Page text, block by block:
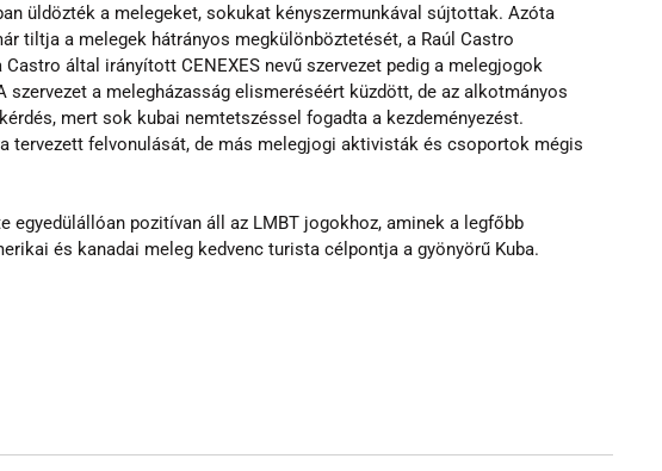
üldözték a melegeket, sokukat kényszermunkával sújtottak. Azóta
tiltja a melegek hátrányos megkülönböztetését, a Raúl Castro
által irányított CENEXES nevű szervezet pedig a melegjogok
a melegházasság elismeréséért küzdött, de az alkotmányos
mert sok kubai nemtetszéssel fogadta a kezdeményezést.
tervezett felvonulását, de más melegjogi aktivisták és csoportok mégis
egyedülállóan pozitívan áll az LMBT jogokhoz, aminek a legfőbb
és kanadai meleg kedvenc turista célpontja a gyönyörű Kuba.